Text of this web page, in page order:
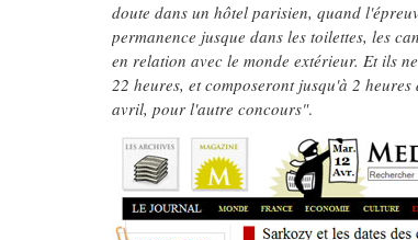
doute dans un hôtel parisien, quand
permanence jusque dans les toilettes, les
en relation avec le monde extérieur. Et ils
22 heures, et composeront jusqu'à 2
avril, pour l'autre concours".